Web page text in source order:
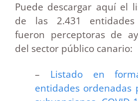
Puede descargar aquí el
de las 2.431
fueron perceptoras de
del sector público canario:
– Listado en
entidades ordenadas